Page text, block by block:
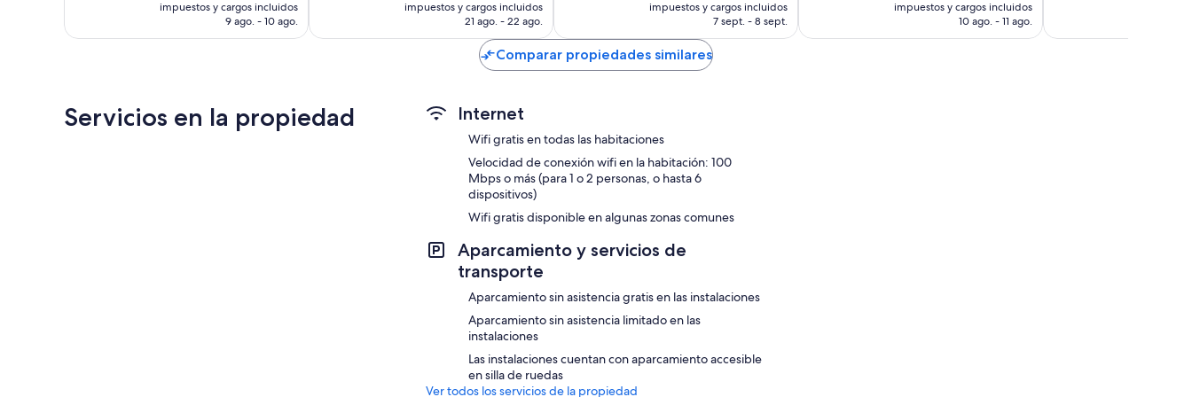
actual
es
de
impuestos y cargos incluidos
9 ago. - 10 ago.
actual
es
de
US$ 84
impuestos y cargos incluidos
21 ago. - 22 ago.
actual
es
de
impuestos y cargos incluidos
7 sept. - 8 sept.
actual
es
de
impuestos y cargos incluidos
10 ago. - 11 ago.
Comparar propiedades similares
Servicios en la propiedad Internet
Wifi gratis en todas las habitaciones
Velocidad de conexión wifi en la habitación: 100
Mbps o más (para 1 o 2 personas, o hasta 6
dispositivos)
Wifi gratis disponible en algunas zonas comunes
Aparcamiento y servicios de
transporte
Aparcamiento sin asistencia gratis en las instalaciones
Aparcamiento sin asistencia limitado en las
instalaciones
Las instalaciones cuentan con aparcamiento accesible
en silla de ruedas
Ver todos los servicios de la propiedad